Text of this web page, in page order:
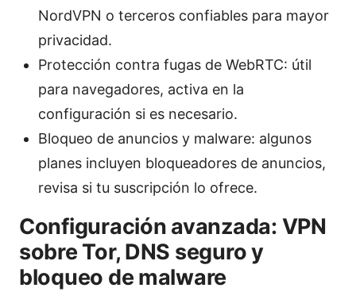
NordVPN o terceros confiables para mayor
privacidad.
Protección contra fugas de WebRTC: útil
para navegadores, activa en la
configuración si es necesario.
Bloqueo de anuncios y malware: algunos
planes incluyen bloqueadores de anuncios,
revisa si tu suscripción lo ofrece.
Configuración avanzada: VPN
sobre Tor, DNS seguro y
bloqueo de malware